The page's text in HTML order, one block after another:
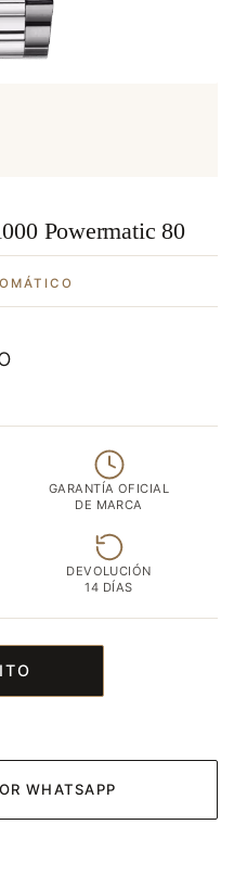
Powermatic 80
GARANTÍA OFICIAL
DE MARCA
DEVOLUCIÓN
14 DÍAS
WHATSAPP